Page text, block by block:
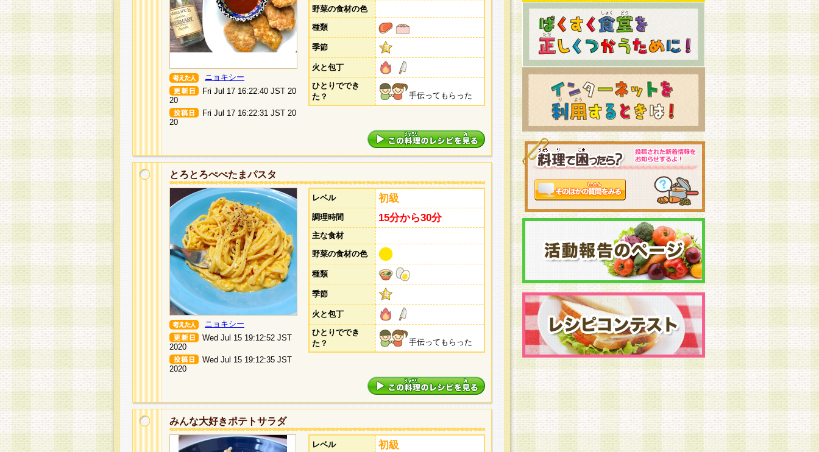
ニョキシー
Fri Jul 17 16:22:40 JST 20
20
Fri Jul 17 16:22:31 JST 20
20
野菜の食材の色
種類
季節
火と包丁
ひとりででき
た？
手伝ってもらった
とろとろぺぺたまパスタ
ニョキシー
Wed Jul 15 19:12:52 JST
2020
Wed Jul 15 19:12:35 JST
2020
レベル 初級
調理時間 15分から30分
主な食材
野菜の食材の色
種類
季節
火と包丁
ひとりででき
た？
手伝ってもらった
みんな大好きポテトサラダ
レベル 初級